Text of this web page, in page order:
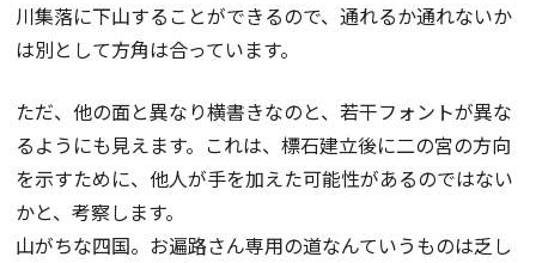
川集落に下山することができるので、通れるか通れないか
は別として方角は合っています。
ただ、他の面と異なり横書きなのと、若干フォントが異な
るようにも見えます。これは、標石建立後に二の宮の方向
を示すために、他人が手を加えた可能性があるのではない
かと、考察します。
山がちな四国。お遍路さん専用の道なんていうものは乏し